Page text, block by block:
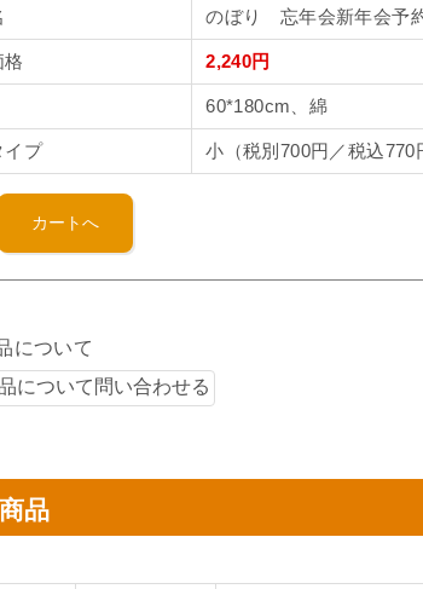
のぼり 忘年会新年会予
格 2,240円
60*180cm、綿
イプ 小（税別700円／税込770
について
品